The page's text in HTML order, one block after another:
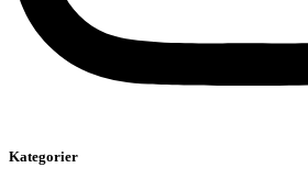
Kategorier